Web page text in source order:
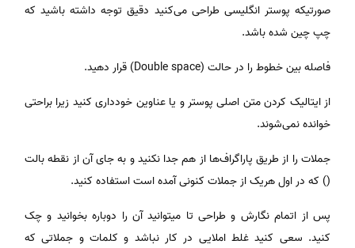
صورتیکه پوستر انگلیسی طراحی می‌کنید دقیق توجه داشته باشید که
چپ چین شده باشد.
فاصله بین خطوط را در حالت (Double space) قرار دهید.
از ایتالیک کردن متن اصلی پوستر و یا عناوین خودداری کنید زیرا براحتی
خوانده نمی‌شوند.
جملات را از طریق پاراگراف‌ها از هم جدا نکنید و به جای آن از نقطه بالت
() که در اول هریک از جملات کنونی آمده است استفاده کنید.
پس از اتمام نگارش و طراحی تا میتوانید آن را دوباره بخوانید و چک
کنید. سعی کنید غلط املایی در کار نباشد و کلمات و جملاتی که